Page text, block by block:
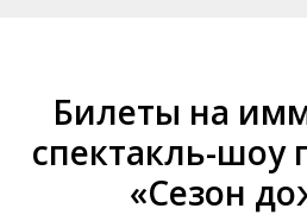
Билеты на
спектакль-шоу
«Сезон